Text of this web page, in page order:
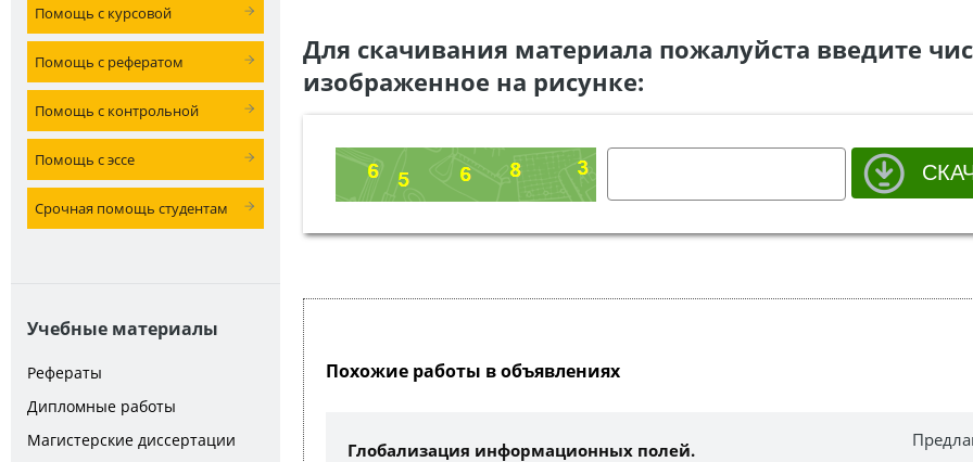
Помощь с курсовой
Помощь с рефератом
Помощь с контрольной
Помощь с эссе
Срочная помощь студентам
Учебные материалы
Рефераты
Дипломные работы
Магистерские диссертации
Для скачивания материала пожалуйста введите
изображенное на рисунке:
Похожие работы в объявлениях
Глобализация информационных полей.